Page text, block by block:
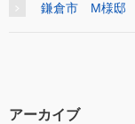
鎌倉市 M様邸
アーカイブ